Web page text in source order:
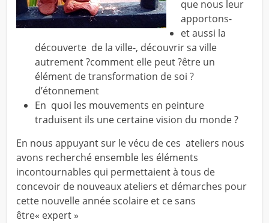
que nous leur
apportons-
et aussi la
découverte de la ville-, découvrir sa ville
autrement ?comment elle peut ?être un
élément de transformation de soi ?
d’étonnement
En quoi les mouvements en peinture
traduisent ils une certaine vision du monde ?
En nous appuyant sur le vécu de ces ateliers nous
avons recherché ensemble les éléments
incontournables qui permettaient à tous de
concevoir de nouveaux ateliers et démarches pour
cette nouvelle année scolaire et ce sans
être« expert »